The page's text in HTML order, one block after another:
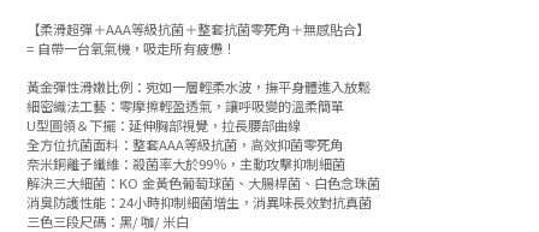
【柔滑超彈＋AAA等級抗菌＋整套抗菌零死角＋無感貼合】
= 自帶一台氧氣機，吸走所有疲憊！
黃金彈性滑嫩比例：宛如一層輕柔水波，撫平身體進入放鬆
細密織法工藝：零摩擦輕盈透氣，讓呼吸變的溫柔簡單
U型圓領＆下擺：延伸胸部視覺，拉長腰部曲線
全方位抗菌面料：整套AAA等級抗菌，高效抑菌零死角
奈米銅離子纖維：殺菌率大於99％，主動攻擊抑制細菌
解決三大細菌：KO 金黃色葡萄球菌、大腸桿菌、白色念珠菌
消臭防護性能：24小時抑制細菌增生，消異味長效對抗真菌
三色三段尺碼：黑/ 咖/ 米白